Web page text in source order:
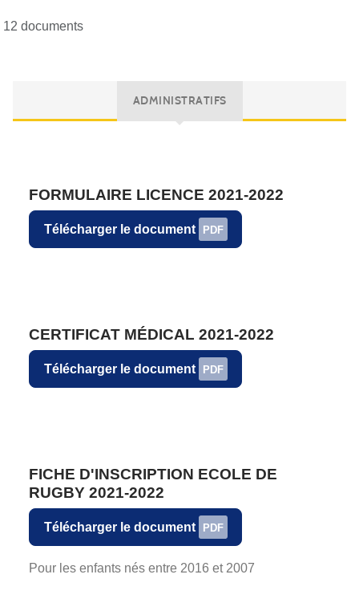
12 documents
ADMINISTRATIFS
FORMULAIRE LICENCE 2021-2022
Télécharger le document PDF
CERTIFICAT MÉDICAL 2021-2022
Télécharger le document PDF
FICHE D'INSCRIPTION ECOLE DE
RUGBY 2021-2022
Télécharger le document PDF
Pour les enfants nés entre 2016 et 2007